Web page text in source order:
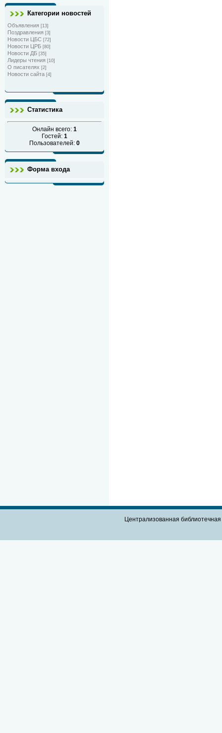
Категории новостей
Объявления [13]
Поздравления [3]
Новости ЦБС [72]
Новости ЦРБ [80]
Новости ДБ [35]
Лидеры чтения [10]
О писателях [2]
Новости сайта [4]
Статистика
Онлайн всего: 1
Гостей: 1
Пользователей: 0
Форма входа
Централизованная